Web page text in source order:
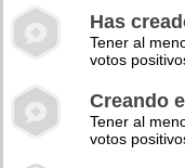
Has
Tener al
votos
Creando
Tener al
votos